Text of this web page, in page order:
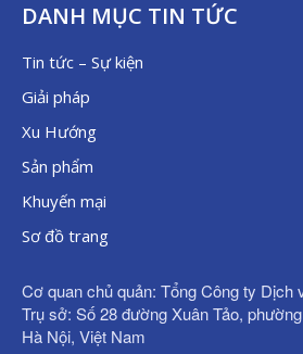
DANH MỤC TIN TỨC
Tin tức – Sự kiện
Giải pháp
Xu Hướng
Sản phẩm
Khuyến mại
Sơ đồ trang
Cơ quan chủ quản: Tổng Công ty Dịch
Trụ sở: Số 28 đường Xuân Tảo,
Hà Nội, Việt Nam